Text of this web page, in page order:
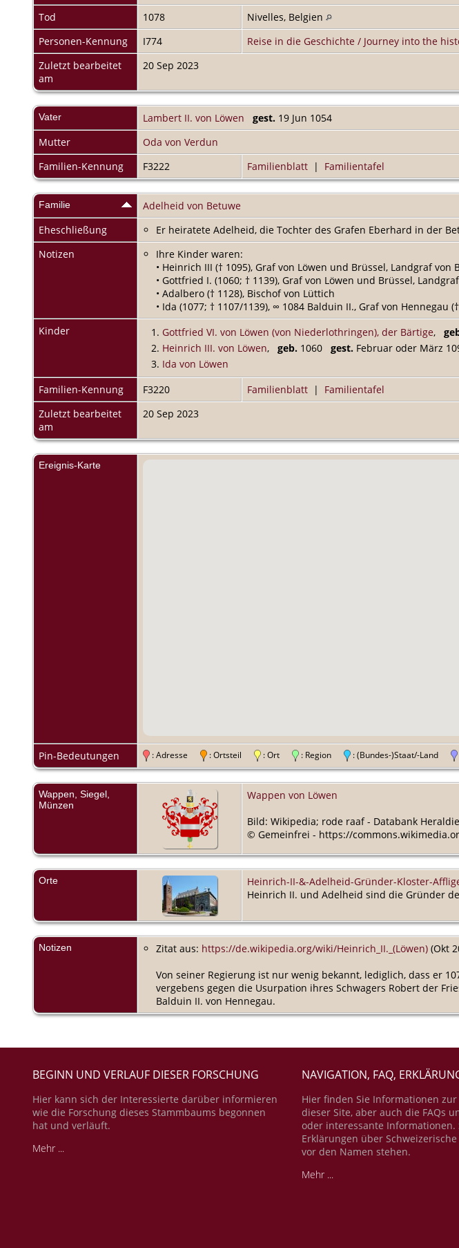
Tod
1078
Nivelles, Belgien
Personen-Kennung
I774 Reise in die Geschichte / Journey into the
Zuletzt bearbeitet
am
20 Sep 2023
Vater Lambert II. von Löwen gest. 19 Jun 1054
Mutter
Oda von Verdun
Familien-Kennung
F3222 Familienblatt | Familientafel
Familie
Adelheid von Betuwe
Eheschließung
Er heiratete Adelheid, die Tochter des Grafen Eberhard in der
Notizen
Ihre Kinder waren:
• Heinrich III († 1095), Graf von Löwen und Brüssel, Landgraf von
• Gottfried I. (1060; † 1139), Graf von Löwen und Brüssel,
• Adalbero († 1128), Bischof von Lüttich
• Ida (1077; † 1107/1139), ∞ 1084 Balduin II., Graf von Hennegau
Kinder
1. Gottfried VI. von Löwen (von Niederlothringen), der Bärtige,
2. Heinrich III. von Löwen, geb. 1060 gest. Februar oder März
3. Ida von Löwen
Familien-Kennung
F3220 Familienblatt | Familientafel
Zuletzt bearbeitet
am
20 Sep 2023
Ereignis-Karte
Pin-Bedeutungen : Adresse : Ortsteil : Ort : Region : (Bundes-)Staat/-Land
Wappen, Siegel,
Münzen
Wappen von Löwen
Bild: Wikipedia; rode raaf - Databank
© Gemeinfrei - https://
Orte
Heinrich-II-&-Adelheid-Gründer-Kloster-
Heinrich II. und Adelheid sind die Gründer
Notizen Zitat aus: https://de.wikipedia.org/wiki/Heinrich_II._(Löwen) (Okt
Von seiner Regierung ist nur wenig bekannt, lediglich, dass er
vergebens gegen die Usurpation ihres Schwagers Robert der
Balduin II. von Hennegau.
BEGINN UND VERLAUF DIESER FORSCHUNG
Hier kann sich der Interessierte darüber informieren
wie die Forschung dieses Stammbaums begonnen
hat und verläuft.
Mehr ...
NAVIGATION, FAQ,
Hier finden Sie Informationen
dieser Site, aber auch die FAQs
oder interessante Informationen.
Erklärungen über
vor den Namen stehen.
Mehr ...